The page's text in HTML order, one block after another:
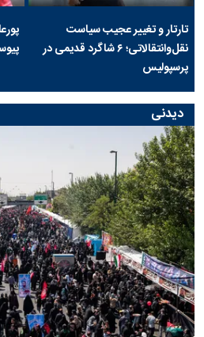
تارتار و تغییر عجیب سیاست
نقل‌وانتقالاتی؛ ۶ شاگرد قدیمی در
پرسپولیس
دیدنی